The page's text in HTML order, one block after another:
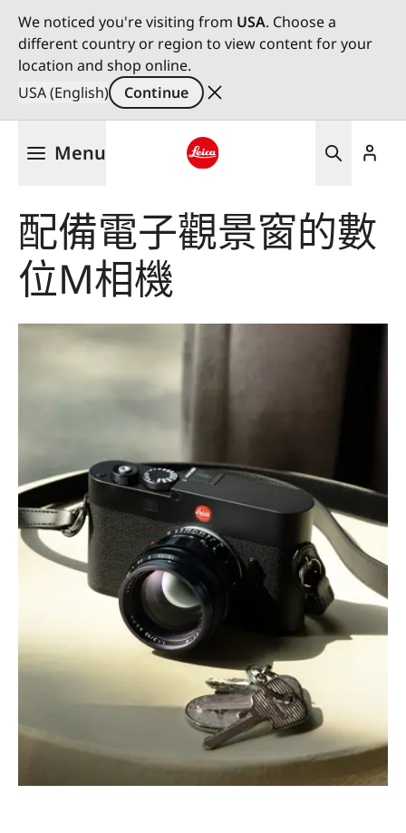
We noticed you're visiting from USA. Choose a
different country or region to view content for your
location and shop online.
USA (English)
Continue
Menu
配備電子觀景窗的數
位M相機